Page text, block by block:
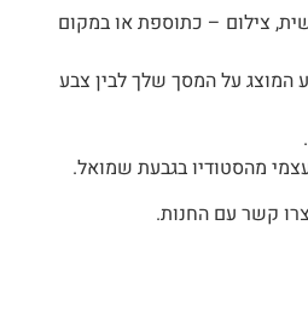
‬שם‭,‬ הקדשה‭ ‬אישית, צילום – כתוספת או במקום
קשר עם החנות.